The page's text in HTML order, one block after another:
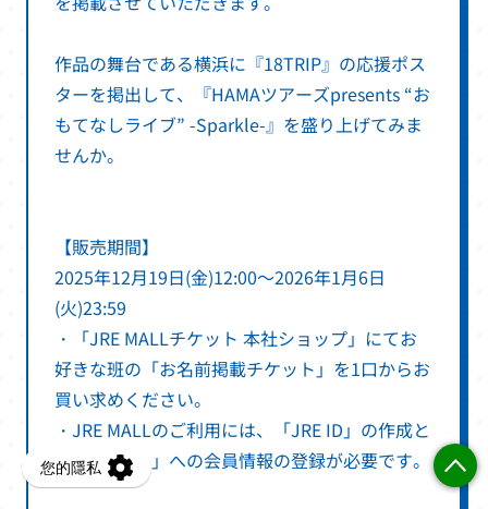
作品の舞台である横浜に『18TRIP』の応援ポス
ターを掲出して、『HAMAツアーズpresents “お
もてなしライブ” -Sparkle-』を盛り上げてみま
せんか。
【販売期間】
2025年12月19日(金)12:00～2026年1月6日
(火)23:59
・「JRE MALLチケット 本社ショップ」にてお
好きな班の「お名前掲載チケット」を1口からお
買い求めください。
・JRE MALLのご利用には、「JRE ID」の作成と
「JRE MALL」への会員情報の登録が必要です。